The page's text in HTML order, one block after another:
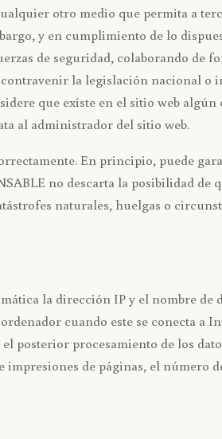
otro medio que permita a
y en cumplimiento de lo
de seguridad, colaborando de
la legislación nacional o
que existe en el sitio web
al administrador del sitio web.
En principio, puede
no descarta la posibilidad de
naturales, huelgas o
la dirección IP y el nombre
cuando este se conecta a
posterior procesamiento de los
de páginas, el número